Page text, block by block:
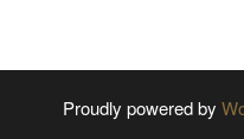
Proudly powered by